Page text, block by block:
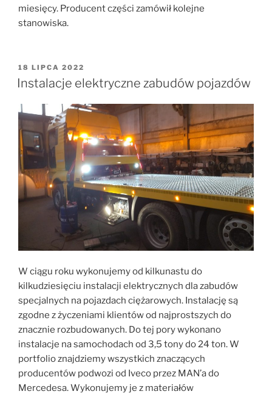
miesięcy. Producent części zamówił kolejne
stanowiska.
OPUBLIKOWANE
W
18 LIPCA 2022
Instalacje elektryczne zabudów pojazdów
W ciągu roku wykonujemy od kilkunastu do
kilkudziesięciu instalacji elektrycznych dla zabudów
specjalnych na pojazdach ciężarowych. Instalację są
zgodne z życzeniami klientów od najprostszych do
znacznie rozbudowanych. Do tej pory wykonano
instalacje na samochodach od 3,5 tony do 24 ton. W
portfolio znajdziemy wszystkich znaczących
producentów podwozi od Iveco przez MAN’a do
Mercedesa. Wykonujemy je z materiałów